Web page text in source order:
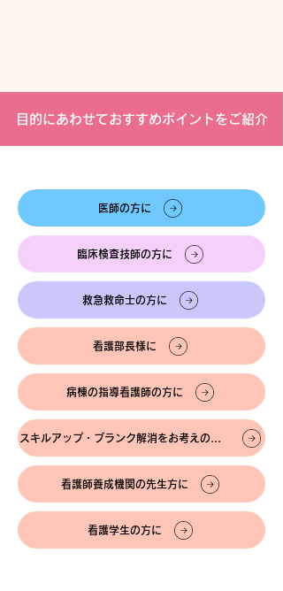
目的にあわせておすすめポイントをご紹介
医師の方に
臨床検査技師の方に
救急救命士の方に
看護部長様に
病棟の指導看護師の方に
看護師養成機関の先生方に
看護学生の方に